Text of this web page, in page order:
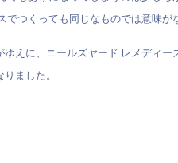
つくっても同じなものでは意味が
えに、ニールズヤード レメディー
ました。